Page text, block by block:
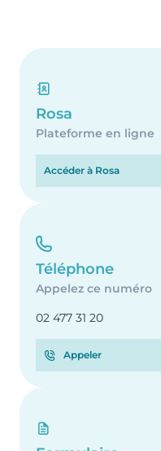
Rosa
Plateforme en ligne
Accéder à Rosa
Téléphone
Appelez ce numéro
02 477 31 20
Appeler